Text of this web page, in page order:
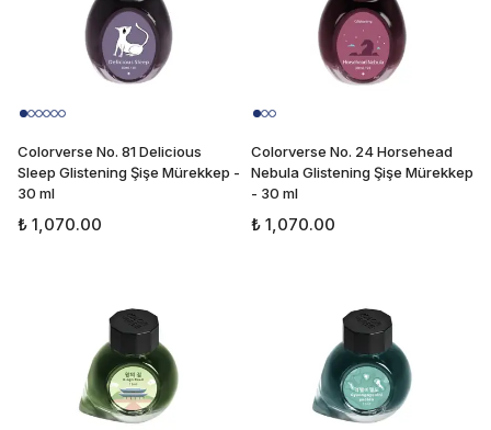
Colorverse No. 81 Delicious
Sleep Glistening Şişe Mürekkep -
30 ml
₺ 1,070.00
Colorverse No. 24 Horsehead
Nebula Glistening Şişe Mürekkep
- 30 ml
₺ 1,070.00